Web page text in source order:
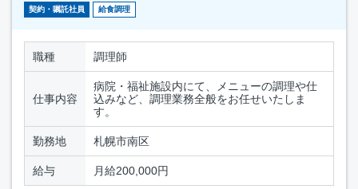
契約・嘱託社員 給食調理
職種 調理師
仕事内容
病院・福祉施設内にて、メニューの調理や仕
込みなど、調理業務全般をお任せいたしま
す。
勤務地 札幌市南区
給与 月給200,000円